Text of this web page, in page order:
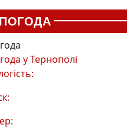
ПОГОДА
уТернополі